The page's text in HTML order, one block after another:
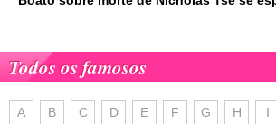
Todos os famosos
A B C D E F G H I